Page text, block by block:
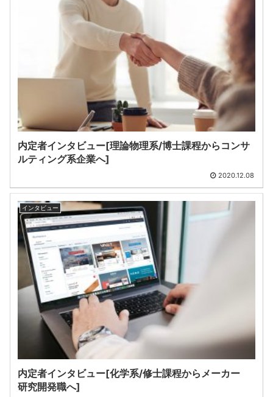
内定者インタビュー[理論物理系/博士課程からコンサ
ルティング系企業へ]
2020.12.08
インタビュー
内定者インタビュー[化学系/修士課程からメーカー
研究開発職へ]